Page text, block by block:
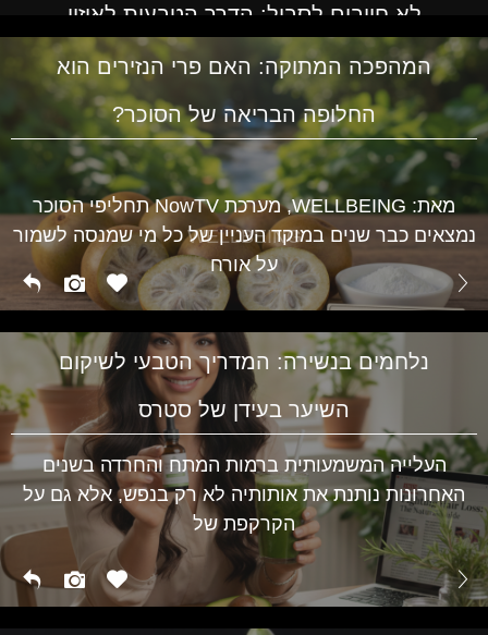
לא חייבים לסבול: הדרך הטבעית לאיזון
הורמונלי בכל גיל
WELLBEING
מגלי חום בגיל המעבר ועד לתסמיני PMS אצל נערות –
השינויים ההורמונליים משפיעים על מצב הרוח, השינה
המהפכה המתוקה: האם פרי הנזירים הוא
החלופה הבריאה של הסוכר?
WELLBEING
מאת: WELLBEING, מערכת NowTV תחליפי הסוכר
נמצאים כבר שנים במוקד העניין של כל מי שמנסה לשמור
על אורח
נלחמים בנשירה: המדריך הטבעי לשיקום
השיער בעידן של סטרס
העלייה המשמעותית ברמות המתח והחרדה בשנים
האחרונות נותנת את אותותיה לא רק בנפש, אלא גם על
הקרקפת של